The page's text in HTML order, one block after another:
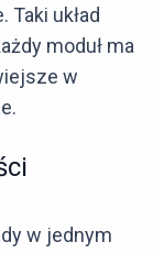
układ
moduł ma
w
w jednym